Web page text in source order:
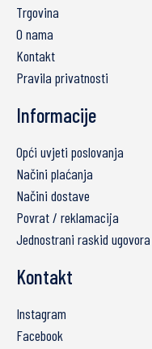
Trgovina
O nama
Kontakt
Pravila privatnosti
Informacije
Opći uvjeti poslovanja
Načini plaćanja
Načini dostave
Povrat / reklamacija
Jednostrani raskid ugovora
Kontakt
Instagram
Facebook